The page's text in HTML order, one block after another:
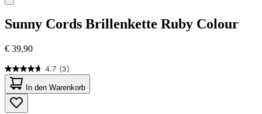
Sunny Cords Brillenkette Ruby Colour
€ 39,90
4.7 (3)
4.7
von
5
Sternen.
In den Warenkorb